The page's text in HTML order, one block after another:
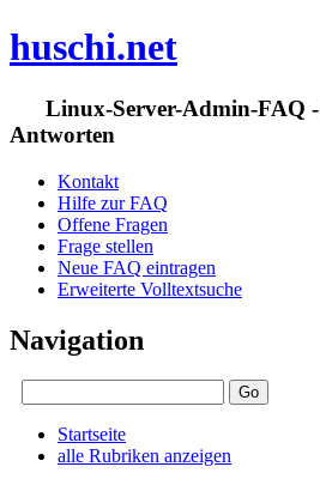
huschi.net
Linux-Server-Admin-FAQ -
Antworten
Kontakt
Hilfe zur FAQ
Offene Fragen
Frage stellen
Neue FAQ eintragen
Erweiterte Volltextsuche
Navigation
Startseite
alle Rubriken anzeigen